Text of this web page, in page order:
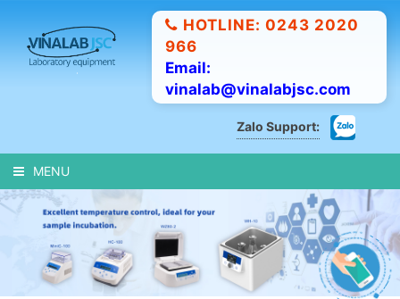
HOTLINE: 0243 2020
966
Email:
vinalab@vinalabjsc.com
Zalo Support:
MENU